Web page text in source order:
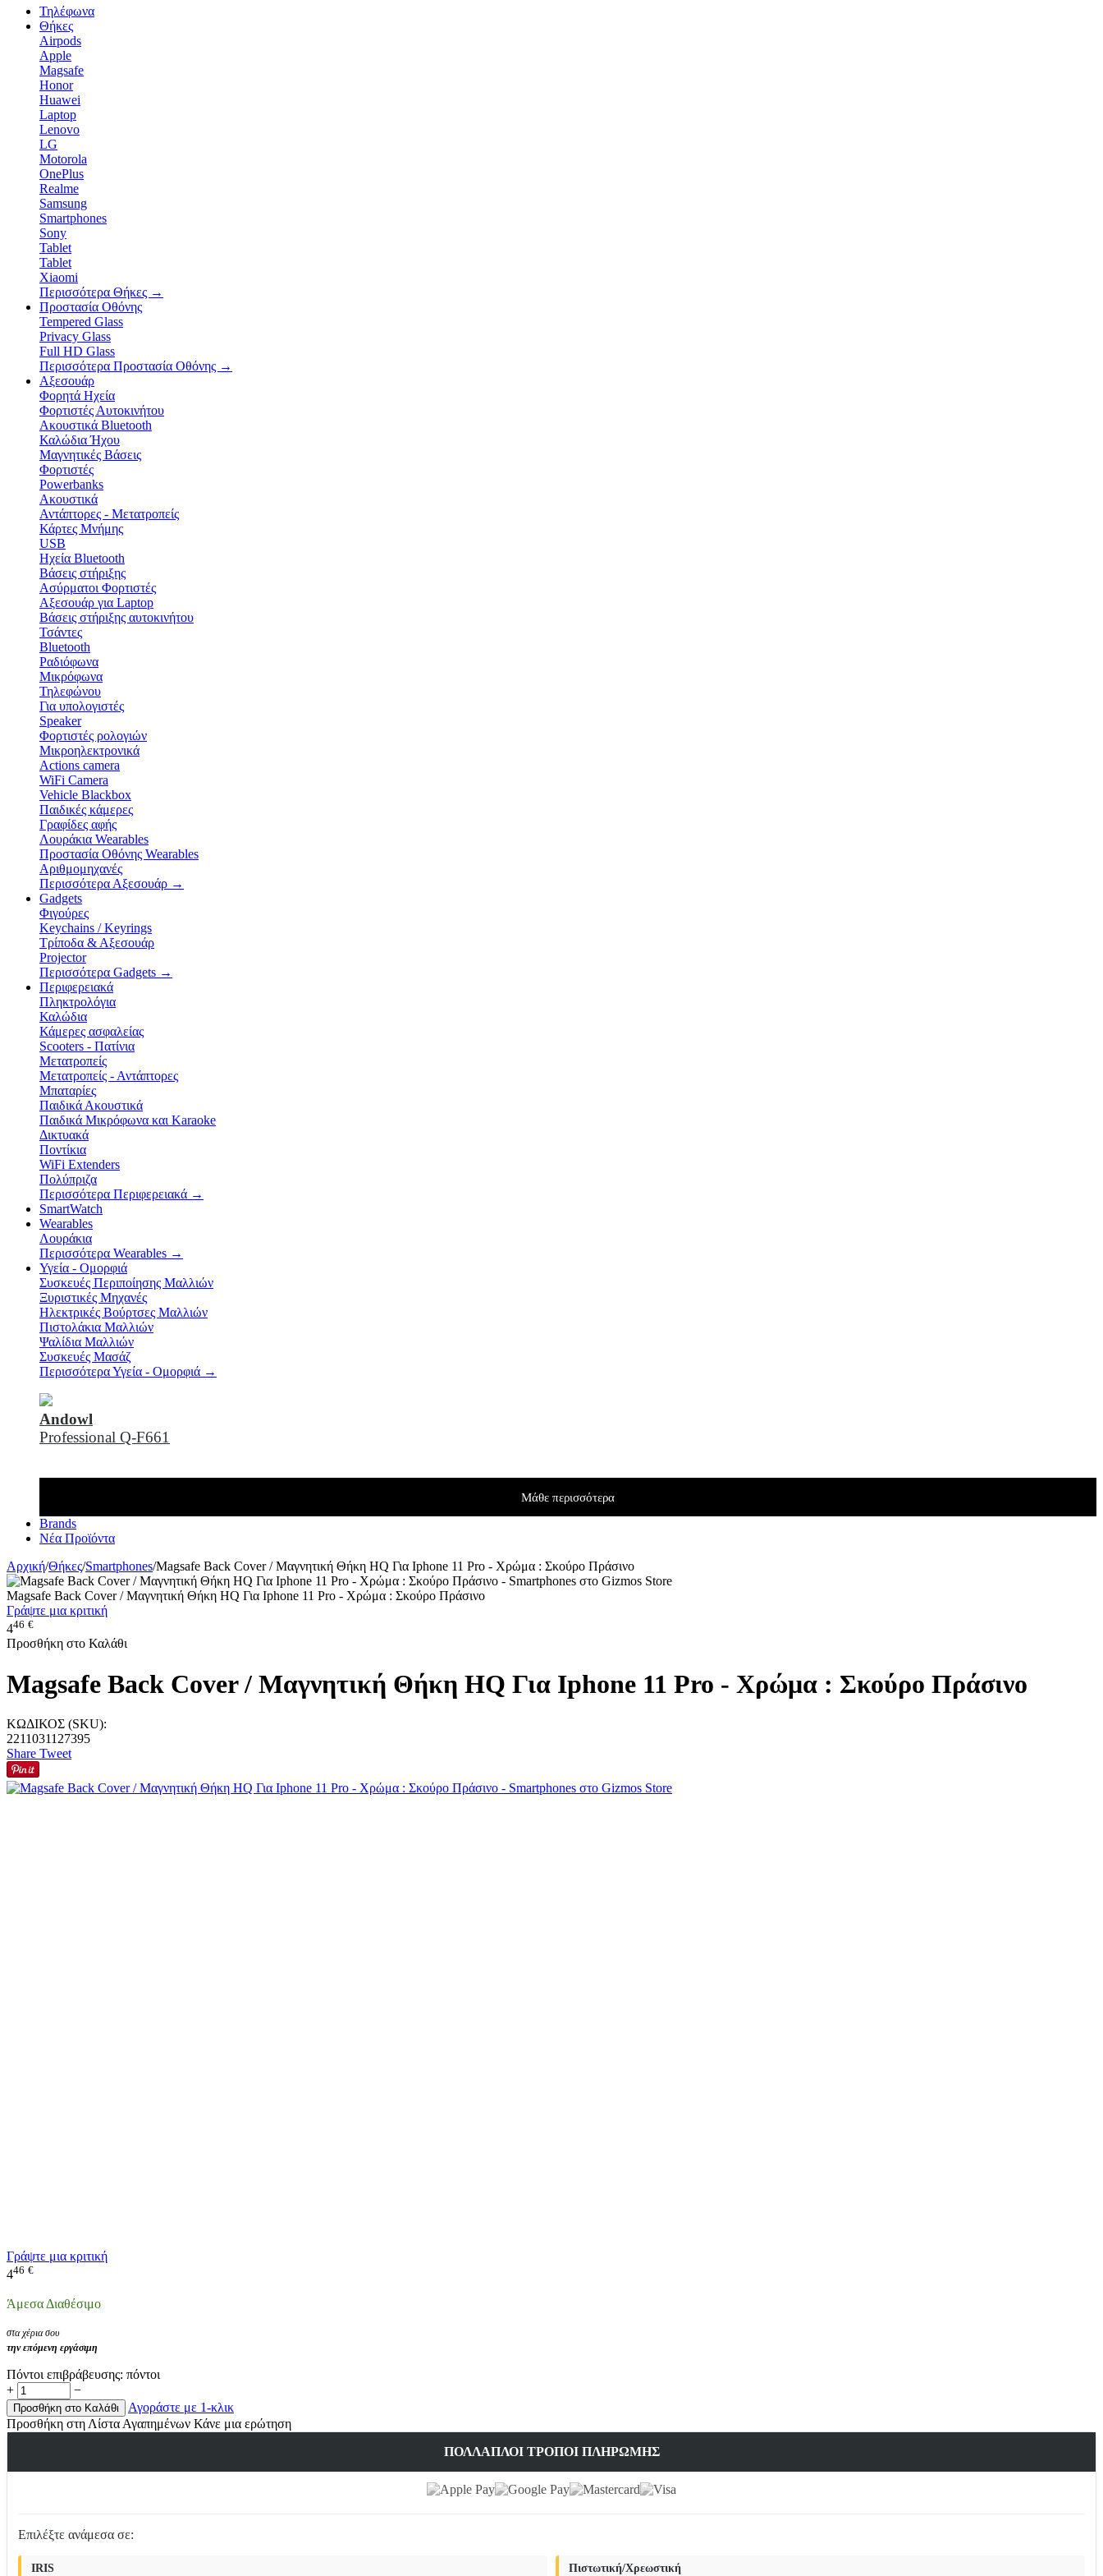
Τηλέφωνα
Θήκες
Airpods
Apple
Magsafe
Honor
Huawei
Laptop
Lenovo
LG
Motorola
OnePlus
Realme
Samsung
Smartphones
Sony
Tablet
Tablet
Xiaomi
Περισσότερα Θήκες →
Προστασία Οθόνης
Tempered Glass
Privacy Glass
Full HD Glass
Περισσότερα Προστασία Οθόνης →
Αξεσουάρ
Φορητά Ηχεία
Φορτιστές Αυτοκινήτου
Ακουστικά Bluetooth
Καλώδια Ήχου
Μαγνητικές Βάσεις
Φορτιστές
Powerbanks
Ακουστικά
Αντάπτορες - Μετατροπείς
Κάρτες Μνήμης
USB
Ηχεία Bluetooth
Βάσεις στήριξης
Ασύρματοι Φορτιστές
Αξεσουάρ για Laptop
Βάσεις στήριξης αυτοκινήτου
Τσάντες
Bluetooth
Ραδιόφωνα
Μικρόφωνα
Τηλεφώνου
Για υπολογιστές
Speaker
Φορτιστές ρολογιών
Μικροηλεκτρονικά
Actions camera
WiFi Camera
Vehicle Blackbox
Παιδικές κάμερες
Γραφίδες αφής
Λουράκια Wearables
Προστασία Οθόνης Wearables
Αριθμομηχανές
Περισσότερα Αξεσουάρ →
Gadgets
Φιγούρες
Keychains / Keyrings
Τρίποδα & Αξεσουάρ
Projector
Περισσότερα Gadgets →
Περιφερειακά
Πληκτρολόγια
Καλώδια
Κάμερες ασφαλείας
Scooters - Πατίνια
Μετατροπείς
Μετατροπείς - Αντάπτορες
Μπαταρίες
Παιδικά Ακουστικά
Παιδικά Μικρόφωνα και Karaoke
Δικτυακά
Ποντίκια
WiFi Extenders
Πολύπριζα
Περισσότερα Περιφερειακά →
SmartWatch
Wearables
Λουράκια
Περισσότερα Wearables →
Υγεία - Ομορφιά
Συσκευές Περιποίησης Μαλλιών
Ξυριστικές Μηχανές
Ηλεκτρικές Βούρτσες Μαλλιών
Πιστολάκια Μαλλιών
Ψαλίδια Μαλλιών
Συσκευές Μασάζ
Περισσότερα Υγεία - Ομορφιά →
Andowl
Professional Q-F661
Μάθε περισσότερα
Brands
Νέα Προϊόντα
Αρχική/Θήκες/Smartphones/Magsafe Back Cover / Μαγνητική Θήκη HQ Για Iphone 11 Pro - Χρώμα : Σκούρο Πράσινο
Magsafe Back Cover / Μαγνητική Θήκη HQ Για Iphone 11 Pro - Χρώμα : Σκούρο Πράσινο
Γράψτε μια κριτική
446 €
Προσθήκη στο Καλάθι
Magsafe Back Cover / Μαγνητική Θήκη HQ Για Iphone 11 Pro - Χρώμα : Σκούρο Πράσινο
ΚΩΔΙΚΟΣ (SKU):
2211031127395
Share Tweet
Γράψτε μια κριτική
446 €
Άμεσα Διαθέσιμο
στα χέρια σου
την επόμενη εργάσιμη
Πόντοι επιβράβευσης: πόντοι
+
−
Προσθήκη στο Καλάθι
Αγοράστε με 1-κλικ
Προσθήκη στη Λίστα Αγαπημένων Κάνε μια ερώτηση
ΠΟΛΛΑΠΛΟΊ ΤΡΌΠΟΙ ΠΛΗΡΩΜΉΣ
Επιλέξτε ανάμεσα σε:
IRIS Πιστωτική/Χρεωστική